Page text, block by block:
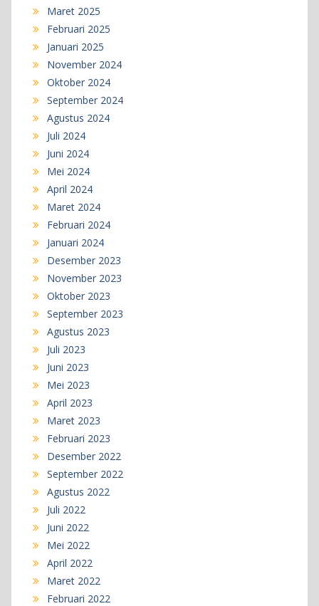
Maret 2025
Februari 2025
Januari 2025
November 2024
Oktober 2024
September 2024
Agustus 2024
Juli 2024
Juni 2024
Mei 2024
April 2024
Maret 2024
Februari 2024
Januari 2024
Desember 2023
November 2023
Oktober 2023
September 2023
Agustus 2023
Juli 2023
Juni 2023
Mei 2023
April 2023
Maret 2023
Februari 2023
Desember 2022
September 2022
Agustus 2022
Juli 2022
Juni 2022
Mei 2022
April 2022
Maret 2022
Februari 2022